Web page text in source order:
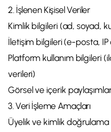
2. İşlenen Kişisel Veriler
Kimlik bilgileri (ad, soyad,
İletişim bilgileri (e-posta, IP
Platform kullanım bilgileri
verileri)
Görsel ve içerik
3. Veri İşleme Amaçları
Üyelik ve kimlik